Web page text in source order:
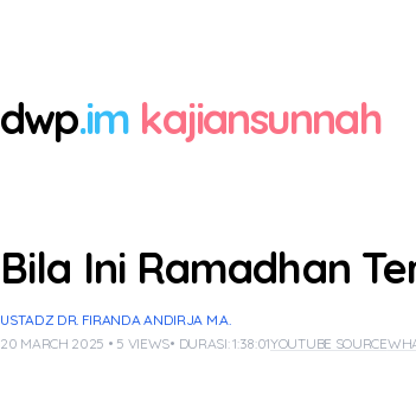
dwp.im kajiansunnah
Bila Ini Ramadhan
USTADZ DR. FIRANDA ANDIRJA M.A.
20 MARCH 2025 • 5 VIEWS• DURASI: 1:38:01YOUTUBE SOURCE